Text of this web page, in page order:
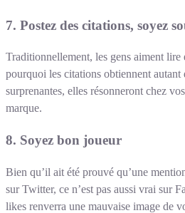
7. Postez des citations, soyez
Traditionnellement, les gens aiment lire
pourquoi les citations obtiennent autant
surprenantes, elles résonneront chez
marque.
8. Soyez bon joueur
Bien qu’il ait été prouvé qu’une
sur Twitter, ce n’est pas aussi vrai sur
likes renverra une mauvaise image de